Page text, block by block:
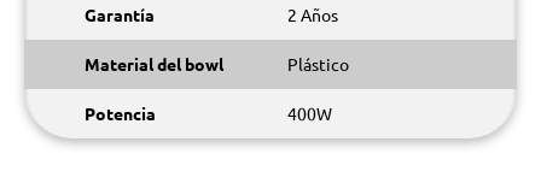
Garantía 2 Años
Material del bowl Plástico
Potencia 400W